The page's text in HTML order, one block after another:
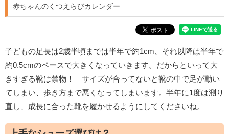
赤ちゃんのくつえらびカレンダー
子どもの足長は2歳半頃までは半年で約1cm、それ以降は半年で
約0.5cmのペースで大きくなっていきます。だからといって大
きすぎる靴は禁物！ サイズが合ってないと靴の中で足が動い
てしまい、歩き方まで悪くなってしまいます。半年に1度は測り
直し、成長に合った靴を履かせるようにしてくださいね。